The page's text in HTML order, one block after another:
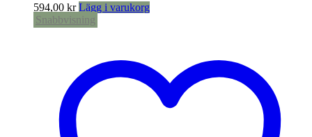
594,00 kr Lägg i varukorg
Snabbvisning